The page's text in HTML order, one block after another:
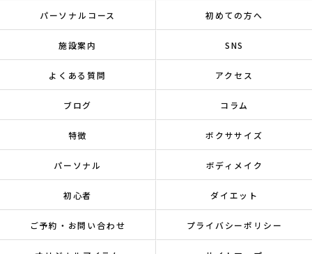
パーソナルコース 初めての方へ
施設案内 SNS
よくある質問 アクセス
ブログ コラム
特徴 ボクササイズ
パーソナル ボディメイク
初心者 ダイエット
ご予約・お問い合わせ プライバシーポリシー